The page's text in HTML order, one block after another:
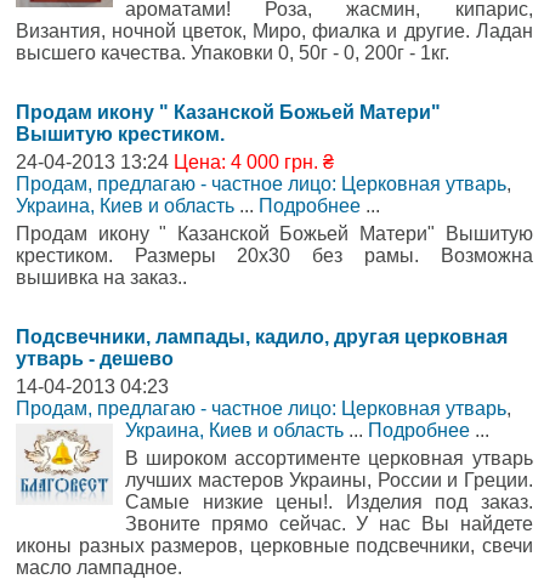
ароматами! Роза, жасмин, кипарис,
Византия, ночной цветок, Миро, фиалка и другие. Ладан
высшего качества. Упаковки 0, 50г - 0, 200г - 1кг.
Продам икону " Казанской Божьей Матери"
Вышитую крестиком.
24-04-2013 13:24 Цена: 4 000 грн. ₴
Продам, предлагаю - частное лицо: Церковная утварь,
Украина, Киев и область ... Подробнее ...
Продам икону " Казанской Божьей Матери" Вышитую
крестиком. Размеры 20х30 без рамы. Возможна
вышивка на заказ..
Подсвечники, лампады, кадило, другая церковная
утварь - дешево
14-04-2013 04:23
Продам, предлагаю - частное лицо: Церковная утварь,
Украина, Киев и область ... Подробнее ...
В широком ассортименте церковная утварь
лучших мастеров Украины, России и Греции.
Самые низкие цены!. Изделия под заказ.
Звоните прямо сейчас. У нас Вы найдете
иконы разных размеров, церковные подсвечники, свечи
масло лампадное.